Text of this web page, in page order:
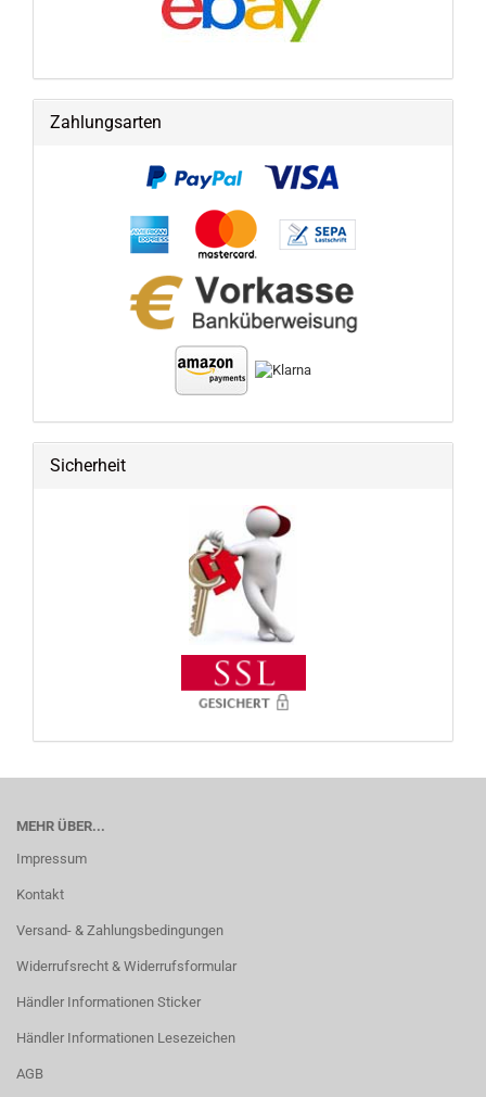
Zahlungsarten
Sicherheit
MEHR ÜBER...
Impressum
Kontakt
Versand- & Zahlungsbedingungen
Widerrufsrecht & Widerrufsformular
Händler Informationen Sticker
Händler Informationen Lesezeichen
AGB